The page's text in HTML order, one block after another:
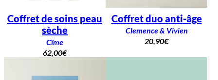
Coffret de soins peau
sèche
Cîme
62,00€
Coffret duo anti-âge
Clemence & Vivien
20,90€